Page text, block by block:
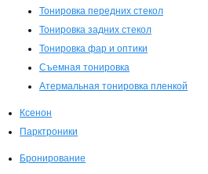
Тонировка передних стекол
Тонировка задних стекол
Тонировка фар и оптики
Съемная тонировка
Атермальная тонировка пленкой
Ксенон
Парктроники
Бронирование